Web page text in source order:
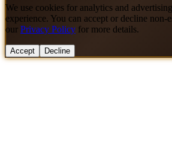
We use cookies for analytics and
experience. You can accept or decline non-
our Privacy Policy for more details.
Accept Decline